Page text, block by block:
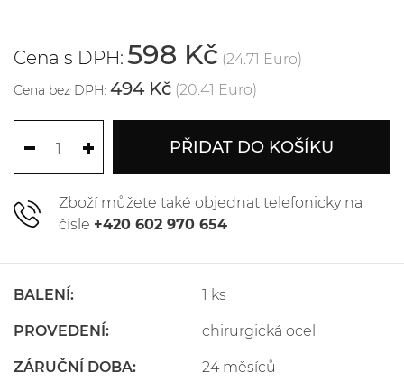
Cena s DPH: 598 Kč (24.71 Euro)
Cena bez DPH: 494 Kč (20.41 Euro)
PŘIDAT DO KOŠÍKU
Zboží můžete také objednat telefonicky na
čísle +420 602 970 654
BALENÍ: 1 ks
PROVEDENÍ: chirurgická ocel
ZÁRUČNÍ DOBA: 24 měsíců